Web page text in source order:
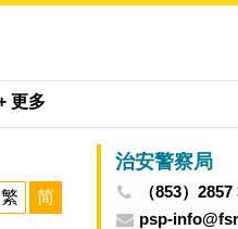
更多
繁 简
治安警察局
（853）
psp-